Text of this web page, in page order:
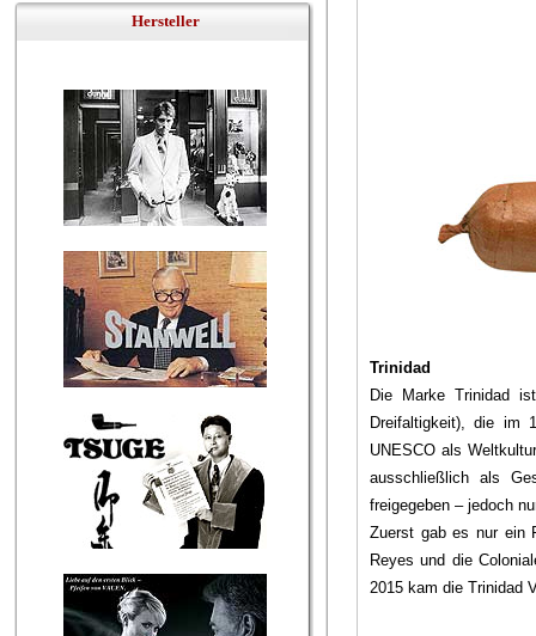
Hersteller
Trinidad
Die Marke Trinidad
Dreifaltigkeit), die im
UNESCO als
ausschließlich als
freigegeben – jedoch
Zuerst gab es nur ein
Reyes und die
2015 kam die Trinidad